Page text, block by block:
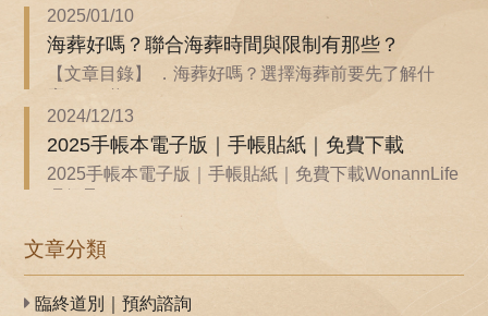
2025/01/10
海葬好嗎？聯合海葬時間與限制有那些？
【文章目錄】 ．海葬好嗎？選擇海葬前要先了解什
2024/12/13
2025手帳本電子版｜手帳貼紙｜免費下載
2025手帳本電子版｜手帳貼紙｜免費下載WonannLife
文章分類
臨終道別｜預約諮詢